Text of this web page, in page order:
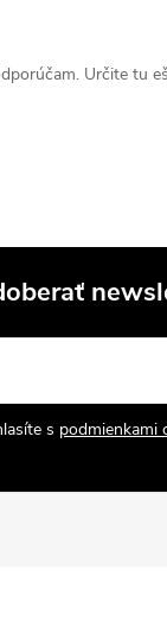
Určite tu
s podmienkami